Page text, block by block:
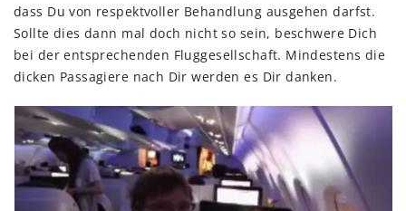
dass Du von respektvoller Behandlung ausgehen darfst.
Sollte dies dann mal doch nicht so sein, beschwere Dich
bei der entsprechenden Fluggesellschaft. Mindestens die
dicken Passagiere nach Dir werden es Dir danken.